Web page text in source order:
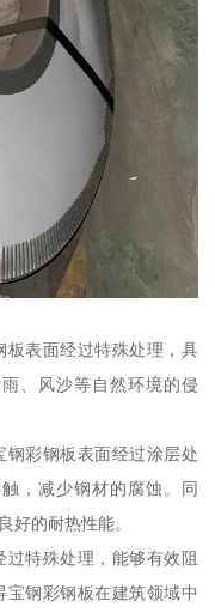
板表面经过特殊处理，具
、风沙等自然环境的侵
钢彩钢板表面经过涂层处
，减少钢材的腐蚀。同
好的耐热性能。
特殊处理，能够有效阻
宝钢彩钢板在建筑领域中